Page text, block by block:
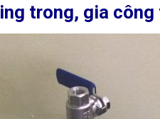
trong, gia công